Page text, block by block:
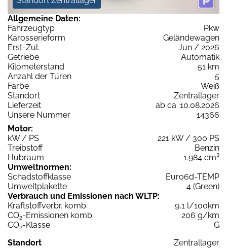
Allgemeine Daten:
Fahrzeugtyp
Pkw
Karosserieform
Geländewagen
Erst-Zul.
Jun / 2026
Getriebe
Automatik
Kilometerstand
51 km
Anzahl der Türen
5
Farbe
Weiß
Standort
Zentrallager
Lieferzeit
ab ca. 10.08.2026
Unsere Nummer
14366
Motor:
kW / PS
221 kW / 300 PS
Treibstoff
Benzin
Hubraum
1.984 cm³
Umweltnormen:
Schadstoffklasse
Euro6d-TEMP
Umweltplakette
4 (Green)
Verbrauch und Emissionen nach WLTP:
Kraftstoffverbr. komb.
9,1 l/100km
CO2-Emissionen komb.
206 g/km
CO2-Klasse
G
Standort
Zentrallager